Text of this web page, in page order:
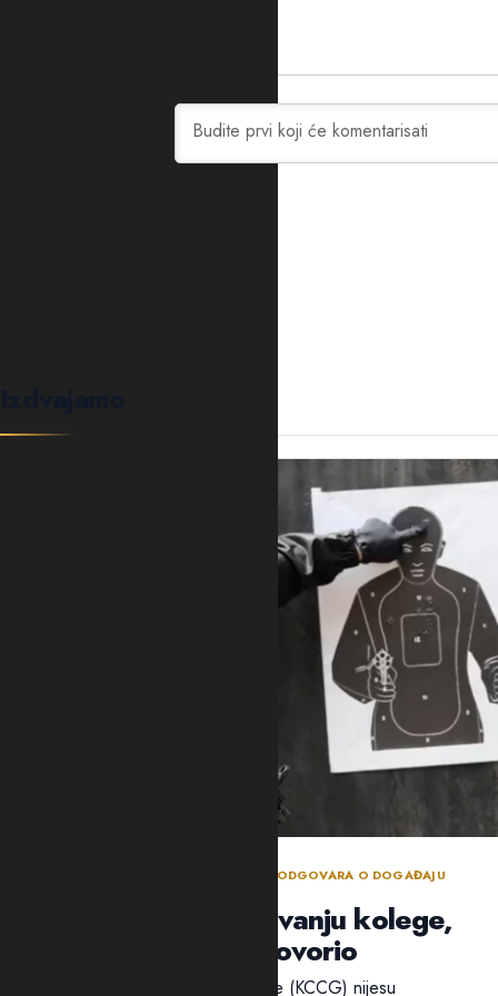
BEZBJEDNOSNI SEKTOR DANIMA NE ODGOVARA O DOGAĐAJU
Policija ćuti o ranjavanju kolege,
ali traži ko je progovorio
Ni iz Kliničkog centra Crne Gore (KCCG) nijesu